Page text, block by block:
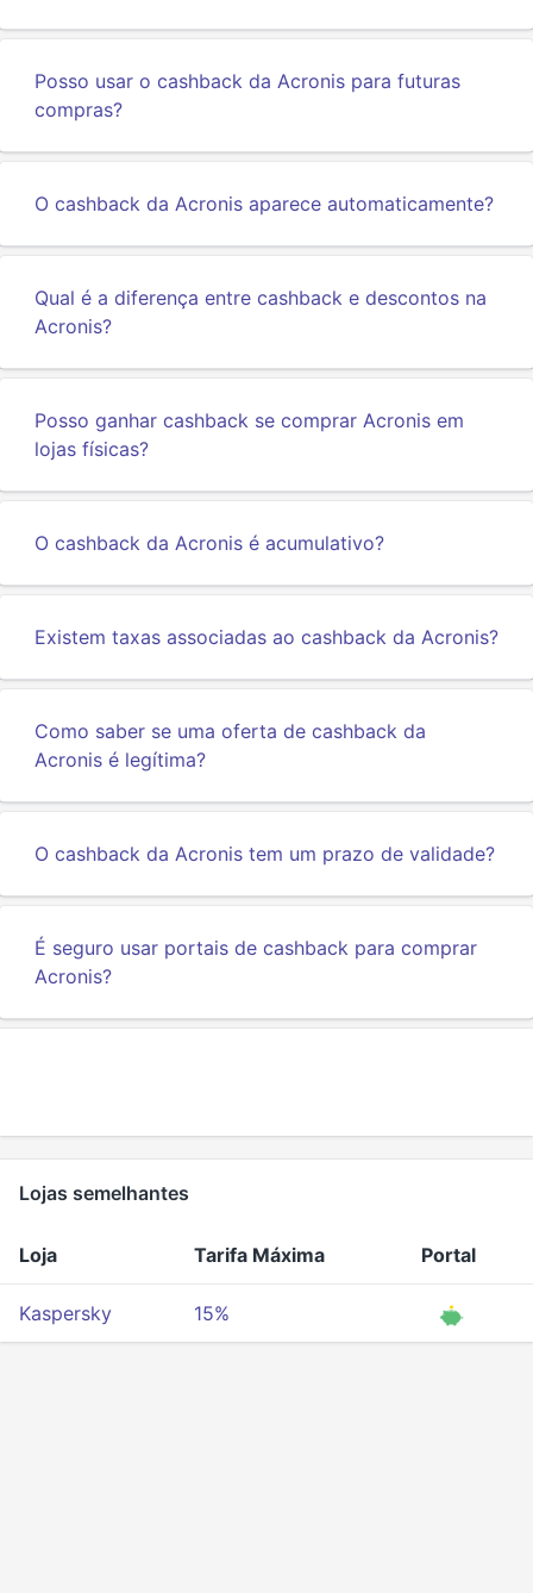
Posso usar o cashback da Acronis para futuras
compras?
O cashback da Acronis aparece automaticamente?
Qual é a diferença entre cashback e descontos na
Acronis?
Posso ganhar cashback se comprar Acronis em
lojas físicas?
O cashback da Acronis é acumulativo?
Existem taxas associadas ao cashback da Acronis?
Como saber se uma oferta de cashback da
Acronis é legítima?
O cashback da Acronis tem um prazo de validade?
É seguro usar portais de cashback para comprar
Acronis?
Lojas semelhantes
Loja Tarifa Máxima Portal
Kaspersky 15%